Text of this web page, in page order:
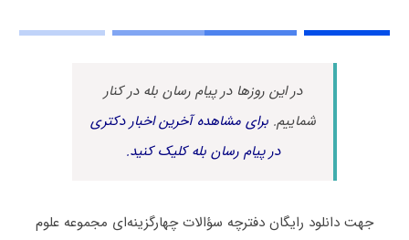
در این روزها در پیام رسان بله در کنار
شماییم.برای مشاهده آخرین اخبار دکتری
در پیام رسان بله کلیک کنید.
جهت دانلود رایگان دفترچه سؤالات چهارگزینه‌ای مجموعه علوم